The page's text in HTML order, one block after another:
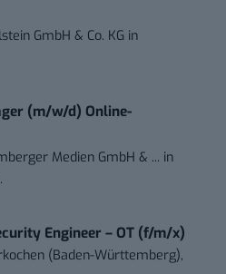
GmbH & Co. KG in
(m/w/d) Online-
Medien GmbH & ... in
Engineer – OT (f/m/x)
(Baden-Württemberg),